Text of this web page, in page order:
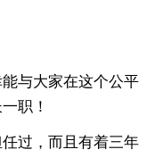
与大家在这个公平
职！
过，而且有着三年